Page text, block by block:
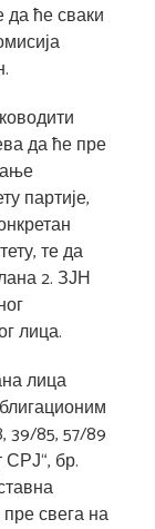
да ће сваки
да ће пре
партије,
те да
2. ЗЈН
лица.
лица
39/85, 57/89
СРЈ“, бр.
свега на